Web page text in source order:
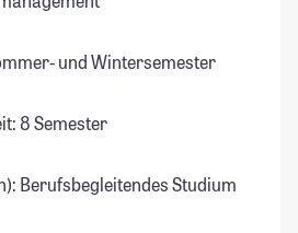
und Wintersemester
8 Semester
Berufsbegleitendes Studium